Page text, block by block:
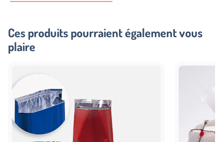
Ces produits pourraient également vous
plaire